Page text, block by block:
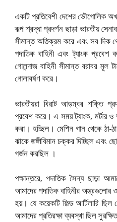
একটি প্রতিবেশী দেশের ভৌগোলিক
রূপ শ্রদ্ধা প্রদর্শন ছাড়া ভারতীয়
সীমান্ত অতিক্রম করে এবং সব দিক
পদাতিক বাহিনী এবং ট্যাংক
গোলন্দাজ বাহিনী সীমান্ত বরাবর মূল
গোলাবর্ষণ করে।
ভারতীয়রা বিরাট আড়ম্বর শক্তি
প্রবেশ করে। এ সময় ট্যাংক, মর্টার ও
করা। হচ্ছিল। মেশিন গান থেকে
ঝাকে জঙ্গীবিমান চক্কর দিচ্ছিল এবং
গর্জন করছিল ।
পক্ষান্তরে, পদাতিক সৈন্য ছাড়া
আমাদের পদাতিক বাহিনীর অস্ত্রগুলোর
হয়। যে কয়েকটি ফিল্ড আর্টিলারি
আমাদের প্রতিরক্ষা ব্যবস্থা ছিল